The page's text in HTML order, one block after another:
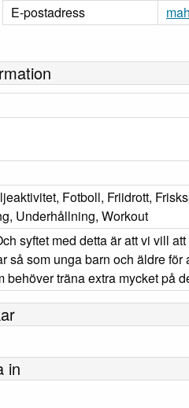
E-postadress
Fotboll, Friidrott,
Underhållning, Workout
syftet med detta är att vi vill
som unga barn och äldre för
träna extra mycket på
in